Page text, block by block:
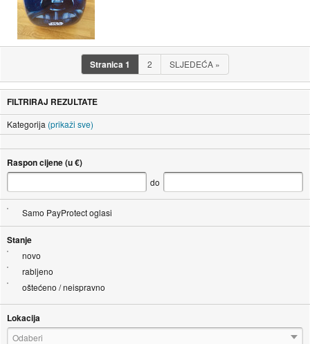
Stranica1 2 SLJEDEĆA »
FILTRIRAJ REZULTATE
Kategorija (prikaži sve)
Raspon cijene (u €)
do
Samo PayProtect oglasi
Stanje
novo
rabljeno
oštećeno / neispravno
Lokacija
Odaberi